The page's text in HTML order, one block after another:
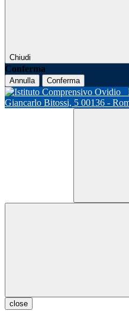
Chiudi
Conferma
Annulla Conferma
Giancarlo Bitossi, 5 00136 -
close